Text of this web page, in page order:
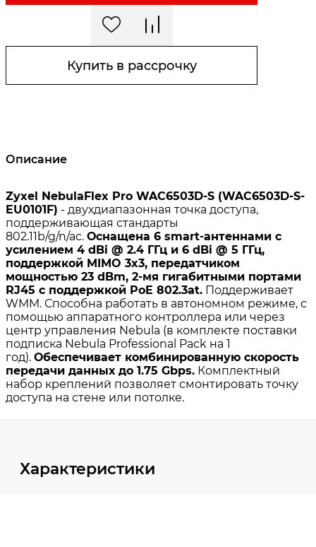
Купить в рассрочку
Описание
Характеристики